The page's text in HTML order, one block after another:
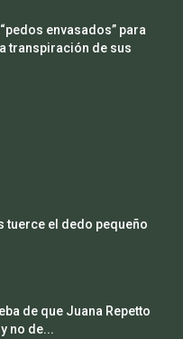
envasados” para
transpiración de sus
tuerce el dedo pequeño
de que Juana Repetto
no de...